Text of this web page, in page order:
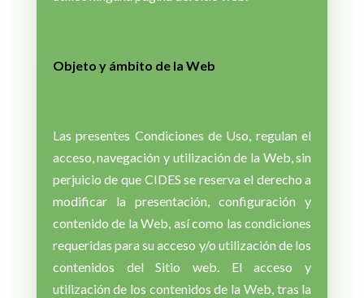
Objeto y ámbito de la Web
Las presentes Condiciones de Uso, regulan el
acceso, navegación y utilización de la Web, sin
perjuicio de que CIDES se reserva el derecho a
modificar la presentación, configuración y
contenido de la Web, así como las condiciones
requeridas para su acceso y/o utilización de los
contenidos del Sitio web. El acceso y
utilización de los contenidos de la Web, tras la